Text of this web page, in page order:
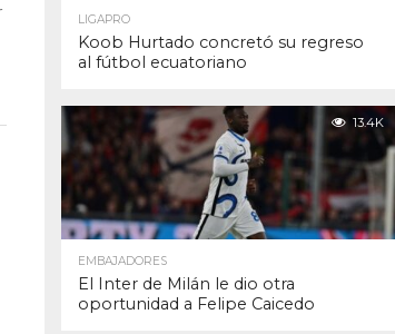
LIGAPRO
Koob Hurtado concretó su regreso
al fútbol ecuatoriano
13.4K
EMBAJADORES
El Inter de Milán le dio otra
oportunidad a Felipe Caicedo